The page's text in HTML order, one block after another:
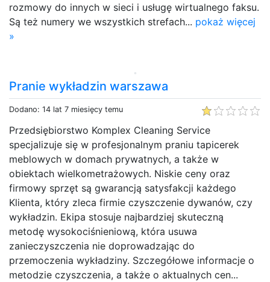
rozmowy do innych w sieci i usługę wirtualnego faksu.
Są też numery we wszystkich strefach... pokaż więcej
»
Pranie wykładzin warszawa
Dodano: 14 lat 7 miesięcy temu
Przedsiębiorstwo Komplex Cleaning Service
specjalizuje się w profesjonalnym praniu tapicerek
meblowych w domach prywatnych, a także w
obiektach wielkometrażowych. Niskie ceny oraz
firmowy sprzęt są gwarancją satysfakcji każdego
Klienta, który zleca firmie czyszczenie dywanów, czy
wykładzin. Ekipa stosuje najbardziej skuteczną
metodę wysokociśnieniową, która usuwa
zanieczyszczenia nie doprowadzając do
przemoczenia wykładziny. Szczegółowe informacje o
metodzie czyszczenia, a także o aktualnych cen...